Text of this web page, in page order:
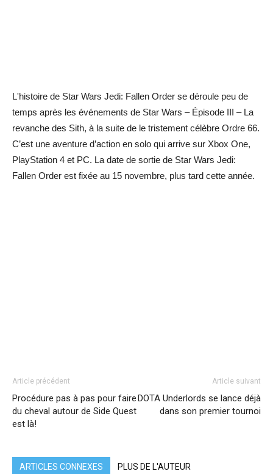
L'histoire de Star Wars Jedi: Fallen Order se déroule peu de
temps après les événements de Star Wars – Épisode III – La
revanche des Sith, à la suite de le tristement célèbre Ordre 66.
C’est une aventure d’action en solo qui arrive sur Xbox One,
PlayStation 4 et PC. La date de sortie de Star Wars Jedi:
Fallen Order est fixée au 15 novembre, plus tard cette année.
Article précédent
Procédure pas à pas pour faire
du cheval autour de Side Quest
est là!
Article suivant
DOTA Underlords se lance déjà
dans son premier tournoi
ARTICLES CONNEXES PLUS DE L'AUTEUR